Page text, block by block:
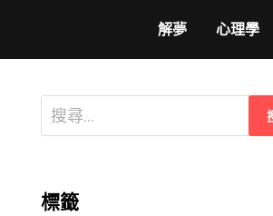
解夢 心理學
搜
尋
字:
標籤